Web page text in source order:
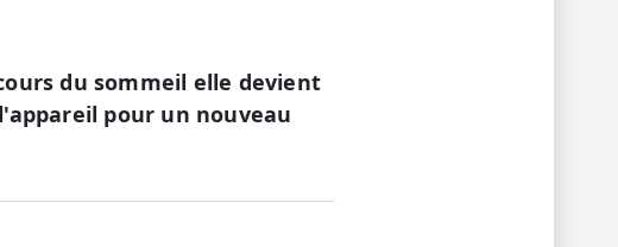
du sommeil elle devient
pour un nouveau